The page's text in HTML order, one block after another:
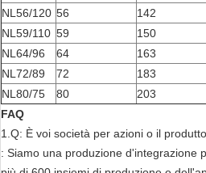
NL56/120 56 142
NL59/110 59 150
NL64/96
64 163
NL72/89
72 183
NL80/75
80 203
FAQ
1.Q: È voi società per azioni o il
: Siamo una produzione d'integrazione